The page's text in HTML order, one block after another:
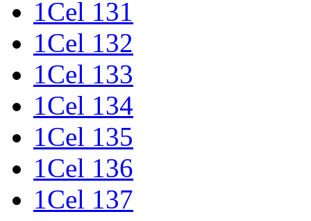
1Cel 131
1Cel 132
1Cel 133
1Cel 134
1Cel 135
1Cel 136
1Cel 137